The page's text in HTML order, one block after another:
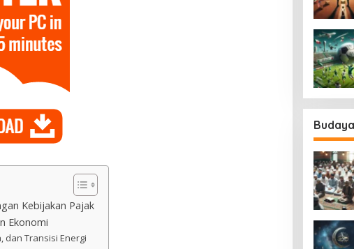
Kebijakan Pajak
Ekonomi
dan Transisi Energi